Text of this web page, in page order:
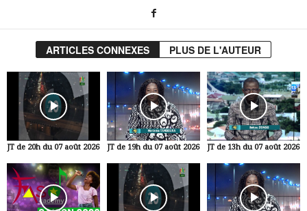
ARTICLES CONNEXES PLUS DE L'AUTEUR
JT de 20h du 07 août 2026 JT de 19h du 07 août 2026 JT de 13h du 07 août 2026